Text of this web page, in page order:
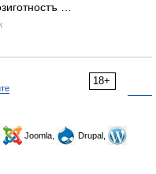
…
18+
Joomla,
Drupal,